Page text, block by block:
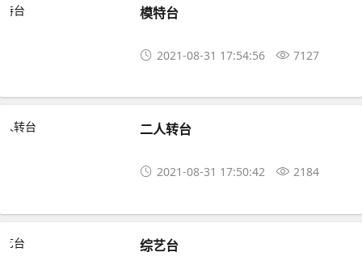
模特台
2021-08-31 17:54:56 7127
二人转台
2021-08-31 17:50:42 2184
综艺台